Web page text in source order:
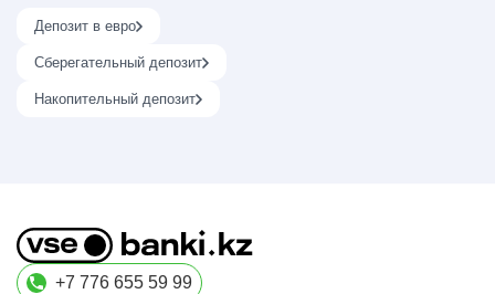
Депозит в евро
Сберегательный депозит
Накопительный депозит
+7 776 655 59 99